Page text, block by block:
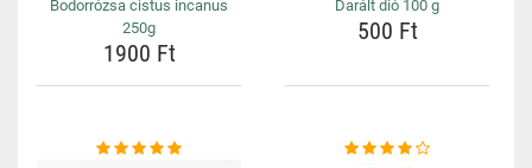
Bodorrózsa cistus incanus
250g
1900 Ft
Darált dió 100 g
500 Ft